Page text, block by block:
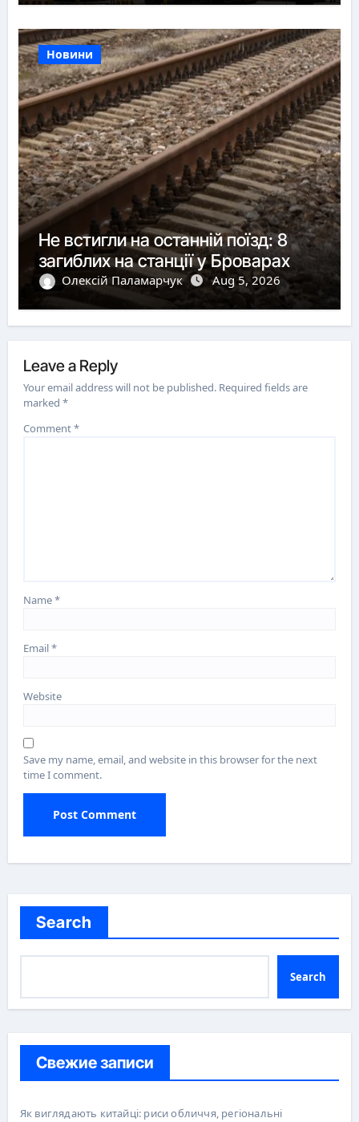
Новини
Не встигли на останній поїзд: 8
загиблих на станції у Броварах
Олексій Паламарчук Aug 5, 2026
Leave a Reply
Your email address will not be published. Required fields are
marked*
Comment*
Name*
Email*
Website
Save my name, email, and website in this browser for the next
time I comment.
Search
Search
Свежие записи
Як виглядають китайці: риси обличчя, регіональні